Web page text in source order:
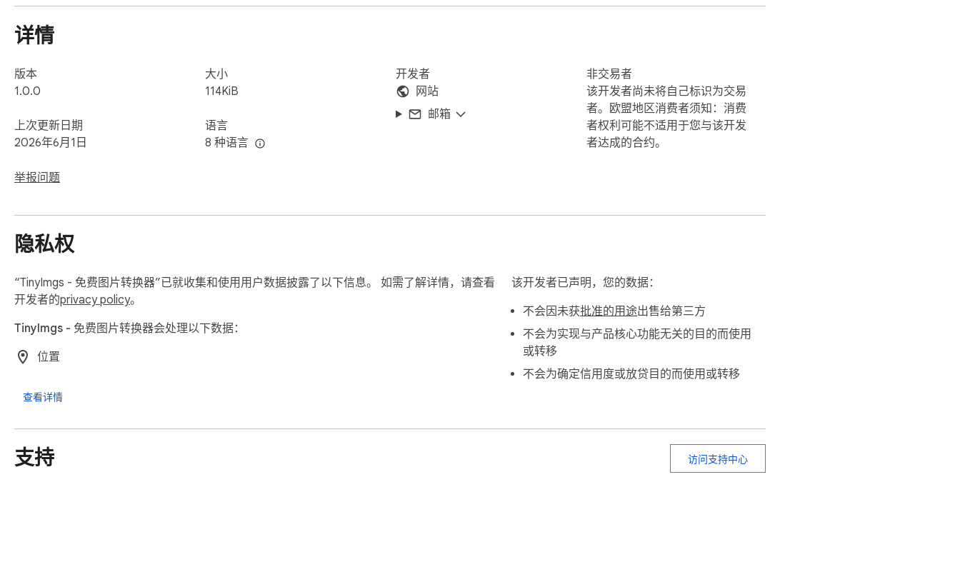
详情
版本
1.0.0
上次更新日期
2026年6月1日
举报问题
大小
114KiB
语言
8 种语言
开发者
网站
邮箱
非交易者
该开发者尚未将自己标识为交易
者。欧盟地区消费者须知：消费
者权利可能不适用于您与该开发
者达成的合约。
隐私权
“TinyImgs - 免费图片转换器”已就收集和使用用户数据披露了以下信息。 如需了解详情，请查看
开发者的privacy policy。
TinyImgs - 免费图片转换器会处理以下数据：
位置
查看详情
该开发者已声明，您的数据：
不会因未获批准的用途出售给第三方
不会为实现与产品核心功能无关的目的而使用
或转移
不会为确定信用度或放贷目的而使用或转移
支持 访问支持中心